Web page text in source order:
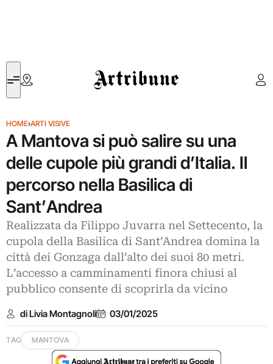
Artribune
HOME›ARTI VISIVE
A Mantova si può salire su una
delle cupole più grandi d’Italia. Il
percorso nella Basilica di
Sant’Andrea
Realizzata da Filippo Juvarra nel Settecento, la
cupola della Basilica di Sant’Andrea domina la
città dei Gonzaga dall’alto dei suoi 80 metri.
L’accesso a camminamenti finora chiusi al
pubblico consente di scoprirla da vicino
di Livia Montagnoli 03/01/2025
TAG MANTOVA